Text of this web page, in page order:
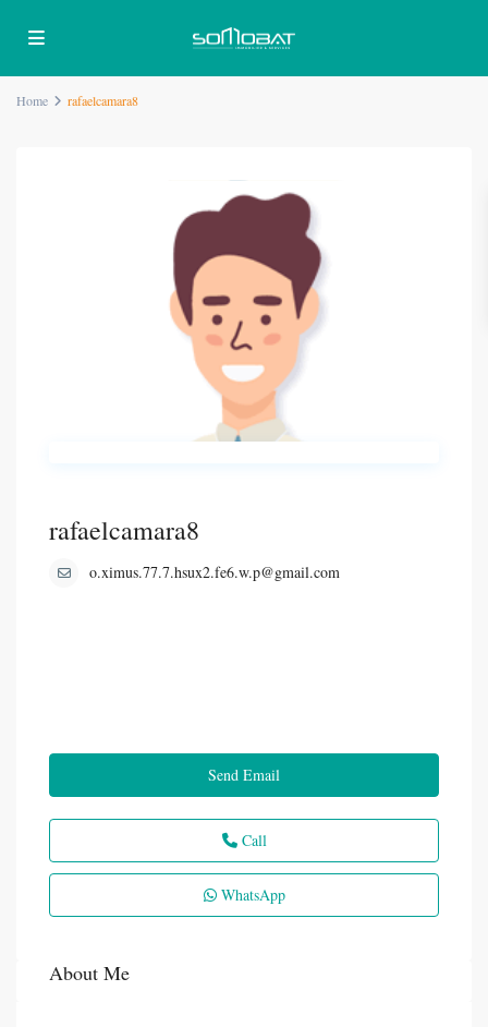
Home rafaelcamara8
rafaelcamara8
o.ximus.77.7.hsux2.fe6.w.p@gmail.com
Send Email
Call
WhatsApp
About Me